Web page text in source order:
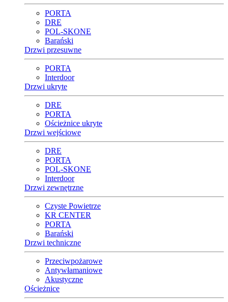
PORTA
DRE
POL-SKONE
Barański
Drzwi przesuwne
PORTA
Interdoor
Drzwi ukryte
DRE
PORTA
Ościeżnice ukryte
Drzwi wejściowe
DRE
PORTA
POL-SKONE
Interdoor
Drzwi zewnętrzne
Czyste Powietrze
KR CENTER
PORTA
Barański
Drzwi techniczne
Przeciwpożarowe
Antywłamaniowe
Akustyczne
Ościeżnice